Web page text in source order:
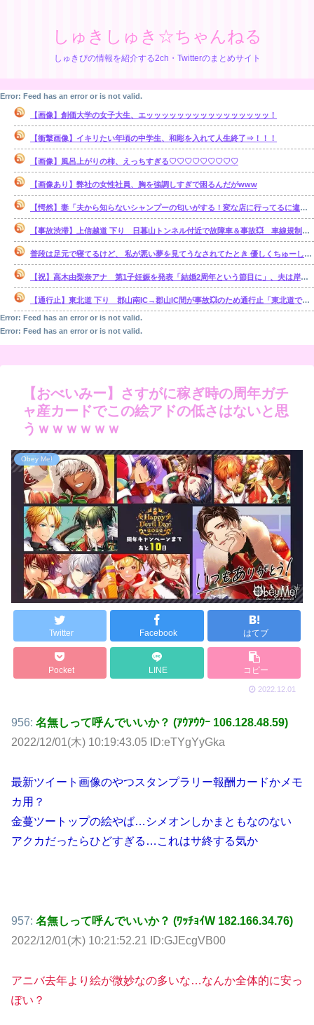
しゅきしゅき☆ちゃんねる
しゅきぴの情報を紹介する2ch・Twitterのまとめサイト
Error: Feed has an error or is not valid.
【画像】創価大学の女子大生、エッッッッッッッッッッッッッッッッ！
【衝撃画像】イキリたい年頃の中学生、和彫を入れて人生終了⇒！！！
【画像】風呂上がりの柿、えっちすぎる♡♡♡♡♡♡♡♡♡
【画像あり】弊社の女性社員、胸を強調しすぎで困るんだがwww
【愕然】妻「夫から知らないシャンプーの匂いがする！変な店に行ってるに違いない！！！」探偵「調べたところ･･･」⇒結果ｗｗ
【事故渋滞】上信越道 下り 日暮山トンネル付近で故障車＆事故💥 車線規制 松井田妙義IC〜佐久平IC 渋滞距離 10.0km 通過時間 50 分
普段は足元で寝てるけど、 私が悪い夢を見てうなされてたとき 優しくちゅーして起こしてくれた。【再】
【祝】高木由梨奈アナ 第1子妊娠を発表「結婚2周年という節目に」、夫は岸田タツヤ
【通行止】東北道 下り 郡山南IC→郡山IC間が事故💥のため通行止「東北道で単独事故 3人がけが1人が心肺停止」
Error: Feed has an error or is not valid.
Error: Feed has an error or is not valid.
【おべいみー】さすがに稼ぎ時の周年ガチ
ャ産カードでこの絵アドの低さはないと思
うｗｗｗｗｗｗ
Obey Me!
Twitter Facebook はてブ
Pocket LINE コピー
2022.12.01
956: 名無しって呼んでいいか？ (ｱｳｱｳｳｰ 106.128.48.59)
2022/12/01(木) 10:19:43.05 ID:eTYgYyGka
最新ツイート画像のやつスタンプラリー報酬カードかメモ
カ用？
金蔓ツートップの絵やば…シメオンしかまともなのない
アクカだったらひどすぎる…これはサ終する気か
957: 名無しって呼んでいいか？ (ﾜｯﾁｮｲW 182.166.34.76)
2022/12/01(木) 10:21:52.21 ID:GJEcgVB00
アニバ去年より絵が微妙なの多いな…なんか全体的に安っ
ぽい？